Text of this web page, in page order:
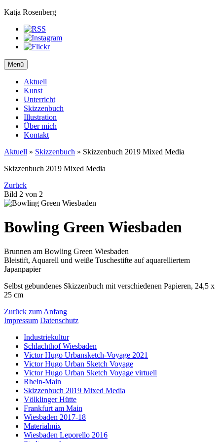
Katja Rosenberg
Menü
Aktuell
Kunst
Unterricht
Skizzenbuch
Illustration
Über mich
Kontakt
Aktuell » Skizzenbuch » Skizzenbuch 2019 Mixed Media
Skizzenbuch 2019 Mixed Media
Zurück
Bild 2 von 2
Bowling Green Wiesbaden
Brunnen am Bowling Green Wiesbaden
Bleistift, Aquarell und weiße Tuschestifte auf aquarelliertem
Japanpapier
Selbst gebundenes Skizzenbuch mit verschiedenen Papieren, 24,5 x
25 cm
Zurück zum Anfang
Impressum Datenschutz
Industriekultur
Schlachthof Wiesbaden
Victor Hugo Urbansketch-Voyage 2021
Victor Hugo Urban Sketch Voyage
Victor Hugo Urban Sketch Voyage virtuell
Rhein-Main
Skizzenbuch 2019 Mixed Media
Völklinger Hütte
Frankfurt am Main
Wiesbaden 2017-18
Materialmix
Wiesbaden Leporello 2016